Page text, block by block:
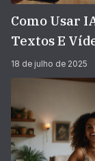
Como Usar
Textos E
18 de julho de 2025